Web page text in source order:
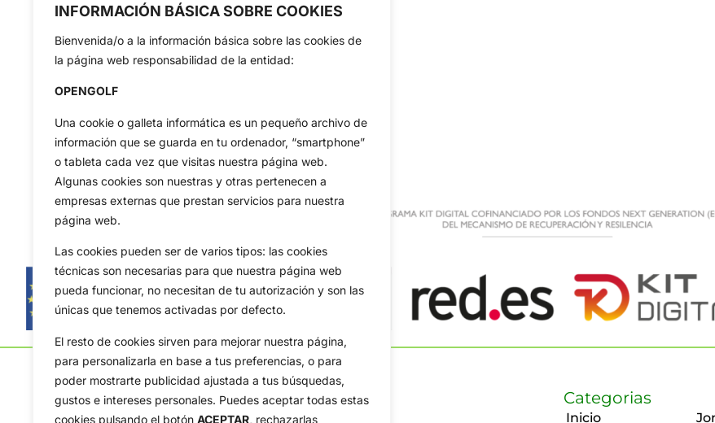
INFORMACIÓN BÁSICA SOBRE COOKIES
Bienvenida/o a la información básica sobre las cookies de
la página web responsabilidad de la entidad:
OPENGOLF
Una cookie o galleta informática es un pequeño archivo de
información que se guarda en tu ordenador, “smartphone”
o tableta cada vez que visitas nuestra página web.
Algunas cookies son nuestras y otras pertenecen a
empresas externas que prestan servicios para nuestra
página web.
Las cookies pueden ser de varios tipos: las cookies
técnicas son necesarias para que nuestra página web
pueda funcionar, no necesitan de tu autorización y son las
únicas que tenemos activadas por defecto.
El resto de cookies sirven para mejorar nuestra página,
para personalizarla en base a tus preferencias, o para
poder mostrarte publicidad ajustada a tus búsquedas,
gustos e intereses personales. Puedes aceptar todas estas
cookies pulsando el botón ACEPTAR, rechazarlas
Categorias
Inicio